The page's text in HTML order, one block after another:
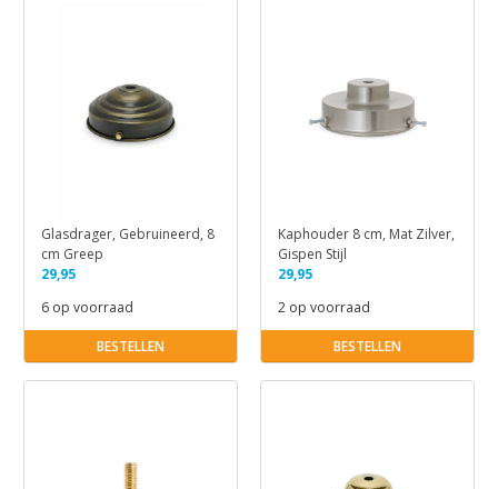
Glasdrager, Gebruineerd, 8
cm Greep
29,95
6 op voorraad
BESTELLEN
Kaphouder 8 cm, Mat Zilver,
Gispen Stijl
29,95
2 op voorraad
BESTELLEN